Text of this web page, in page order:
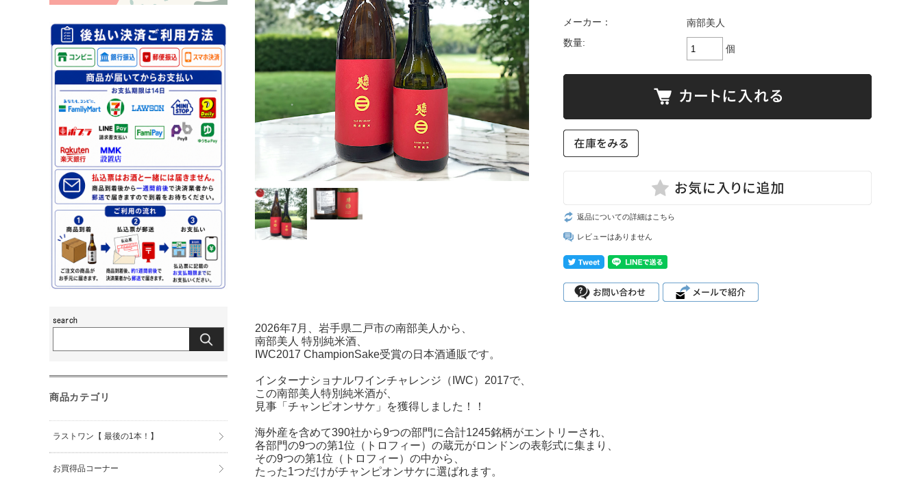
メーカー：
南部美人
数量:
個
返品についての詳細はこちら
レビューはありません
2026年7月、岩手県二戸市の南部美人から、
南部美人 特別純米酒、
IWC2017 ChampionSake受賞の日本酒通販です。
インターナショナルワインチャレンジ（IWC）2017で、
この南部美人特別純米酒が、
見事「チャンピオンサケ」を獲得しました！！
海外産を含めて390社から9つの部門に合計1245銘柄がエントリーされ、
各部門の9つの第1位（トロフィー）の蔵元がロンドンの表彰式に集まり、
その9つの第1位（トロフィー）の中から、
たった1つだけがチャンピオンサケに選ばれます。
商品カテゴリ
ラストワン【 最後の1本！】
お買得品コーナー